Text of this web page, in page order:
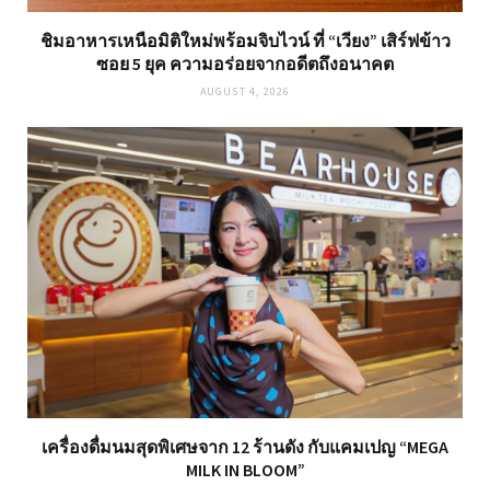
ชิมอาหารเหนือมิติใหม่พร้อมจิบไวน์ ที่ “เวียง” เสิร์ฟข้าว
ซอย 5 ยุค ความอร่อยจากอดีตถึงอนาคต
AUGUST 4, 2026
เครื่องดื่มนมสุดพิเศษจาก 12 ร้านดัง กับแคมเปญ “MEGA
MILK IN BLOOM”